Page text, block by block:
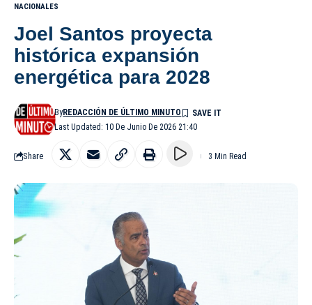
NACIONALES
Joel Santos proyecta
histórica expansión
energética para 2028
Last Updated: 10 De Junio De 2026 21:40
ByREDACCIÓN DE ÚLTIMO MINUTO
Share 3 Min Read